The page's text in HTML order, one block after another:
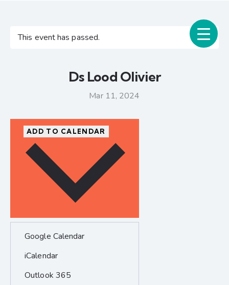
This event has passed.
Ds Lood Olivier
Mar 11, 2024
ADD TO CALENDAR
Google Calendar
iCalendar
Outlook 365